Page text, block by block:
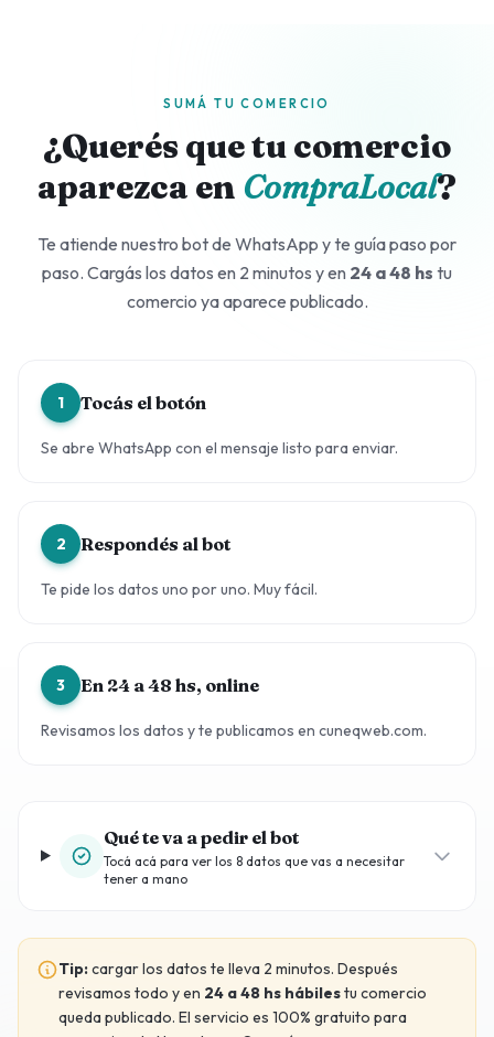
SUMÁ TU COMERCIO
¿Querés que tu comercio
aparezca en CompraLocal?
Te atiende nuestro bot de WhatsApp y te guía paso por
paso. Cargás los datos en 2 minutos y en 24 a 48 hs tu
comercio ya aparece publicado.
1 Tocás el botón
Se abre WhatsApp con el mensaje listo para enviar.
2 Respondés al bot
Te pide los datos uno por uno. Muy fácil.
3 En 24 a 48 hs, online
Revisamos los datos y te publicamos en cuneqweb.com.
Qué te va a pedir el bot
Tocá acá para ver los 8 datos que vas a necesitar
tener a mano
Tip:cargar los datos te lleva 2 minutos. Después
revisamos todo y en 24 a 48 hs hábilestu comercio
queda publicado. El servicio es 100% gratuito para